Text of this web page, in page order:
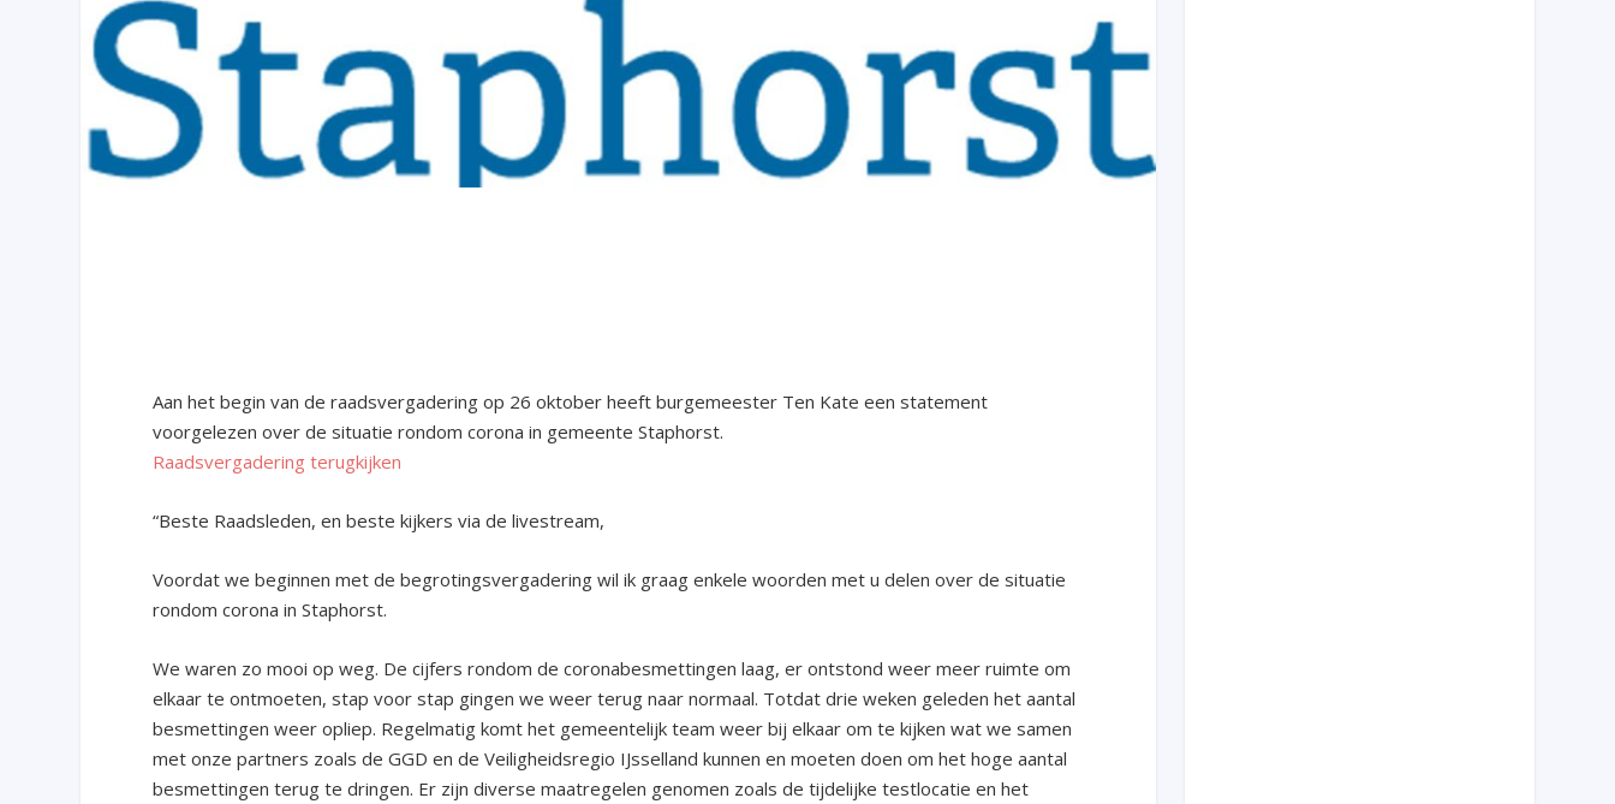
Aan het begin van de raadsvergadering op 26 oktober heeft burgemeester Ten Kate een statement
voorgelezen over de situatie rondom corona in gemeente Staphorst.
Raadsvergadering terugkijken
“Beste Raadsleden, en beste kijkers via de livestream,
Voordat we beginnen met de begrotingsvergadering wil ik graag enkele woorden met u delen over de situatie
rondom corona in Staphorst.
We waren zo mooi op weg. De cijfers rondom de coronabesmettingen laag, er ontstond weer meer ruimte om
elkaar te ontmoeten, stap voor stap gingen we weer terug naar normaal. Totdat drie weken geleden het aantal
besmettingen weer opliep. Regelmatig komt het gemeentelijk team weer bij elkaar om te kijken wat we samen
met onze partners zoals de GGD en de Veiligheidsregio IJsselland kunnen en moeten doen om het hoge aantal
besmettingen terug te dringen. Er zijn diverse maatregelen genomen zoals de tijdelijke testlocatie en het